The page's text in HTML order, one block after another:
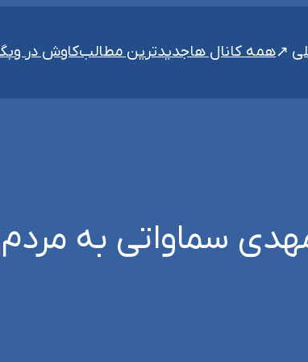
همه کانال هاجدیدترین مطالبکاوش در
سماواتی به مردم